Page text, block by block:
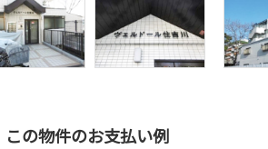
この物件のお支払い例